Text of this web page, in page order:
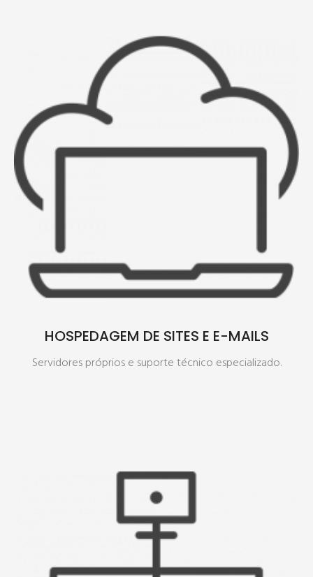
HOSPEDAGEM DE SITES E E-MAILS
Servidores próprios e suporte técnico especializado.
SAIBA MAIS